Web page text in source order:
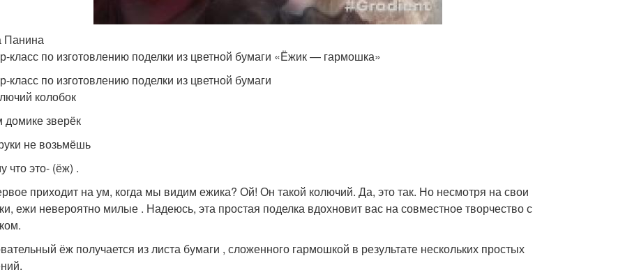
Панина
класс по изготовлению поделки из цветной бумаги «Ёжик — гармошка»
класс по изготовлению поделки из цветной бумаги
колобок
домике зверёк
не возьмёшь
что это- (ёж) .
приходит на ум, когда мы видим ежика? Ой! Он такой колючий. Да, это так. Но несмотря на свои
ежи невероятно милые . Надеюсь, эта простая поделка вдохновит вас на совместное творчество с
ёж получается из листа бумаги , сложенного гармошкой в результате нескольких простых